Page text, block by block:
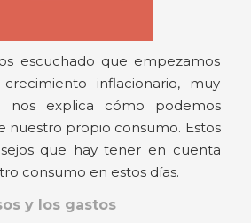
escuchado que empezamos
inflacionario, muy
nos explica cómo podemos
nuestro propio consumo. Estos
que hay tener en cuenta
consumo en estos días.
y los gastos